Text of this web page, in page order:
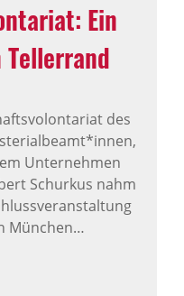
Ein
des
Unternehmen
Schurkus nahm
München…